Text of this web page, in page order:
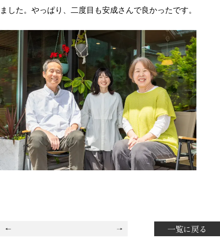
ました。やっぱり、二度目も安成さんで良かったです。
一覧に戻る